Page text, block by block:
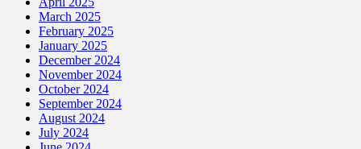
March 2025
February 2025
January 2025
December 2024
November 2024
October 2024
September 2024
August 2024
July 2024